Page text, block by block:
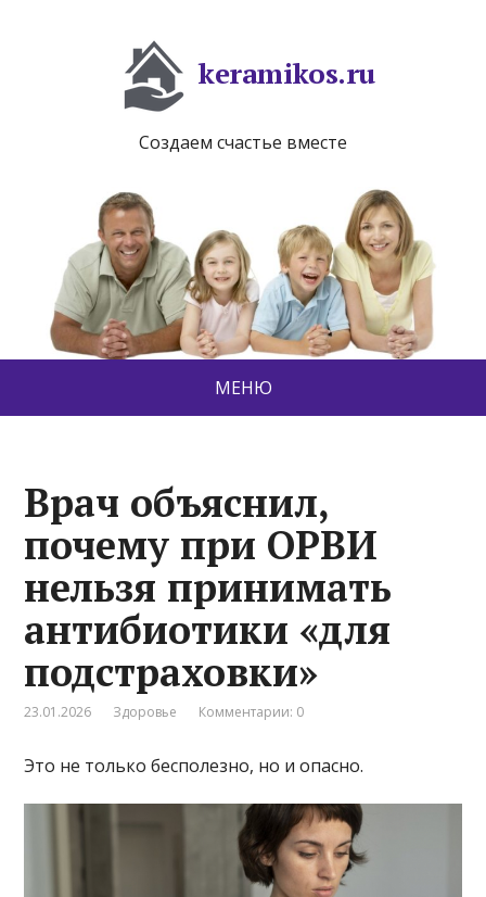
keramikos.ru
Создаем счастье вместе
МЕНЮ
Врач объяснил,
почему при ОРВИ
нельзя принимать
антибиотики «для
подстраховки»
23.01.2026 Здоровье Комментарии: 0
Это не только бесполезно, но и опасно.